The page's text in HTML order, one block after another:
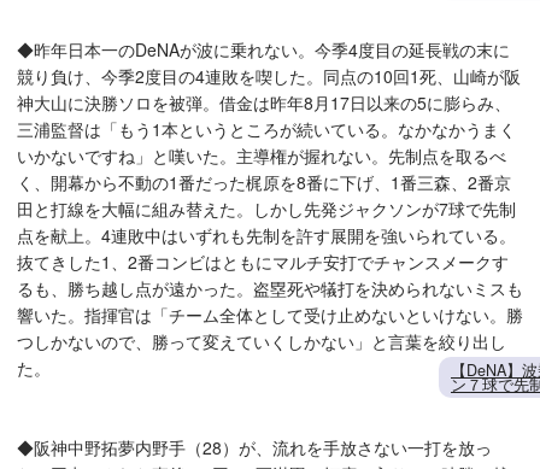
◆昨年日本一のDeNAが波に乗れない。今季4度目の延長戦の末に
競り負け、今季2度目の4連敗を喫した。同点の10回1死、山崎が阪
神大山に決勝ソロを被弾。借金は昨年8月17日以来の5に膨らみ、
三浦監督は「もう1本というところが続いている。なかなかうまく
いかないですね」と嘆いた。主導権が握れない。先制点を取るべ
く、開幕から不動の1番だった梶原を8番に下げ、1番三森、2番京
田と打線を大幅に組み替えた。しかし先発ジャクソンが7球で先制
点を献上。4連敗中はいずれも先制を許す展開を強いられている。
抜てきした1、2番コンビはともにマルチ安打でチャンスメークす
るも、勝ち越し点が遠かった。盗塁死や犠打を決められないミスも
響いた。指揮官は「チーム全体として受け止めないといけない。勝
つしかないので、勝って変えていくしかない」と言葉を絞り出し
た。
【DeNA】
ン７球で先
◆阪神中野拓夢内野手（28）が、流れを手放さない一打を放っ